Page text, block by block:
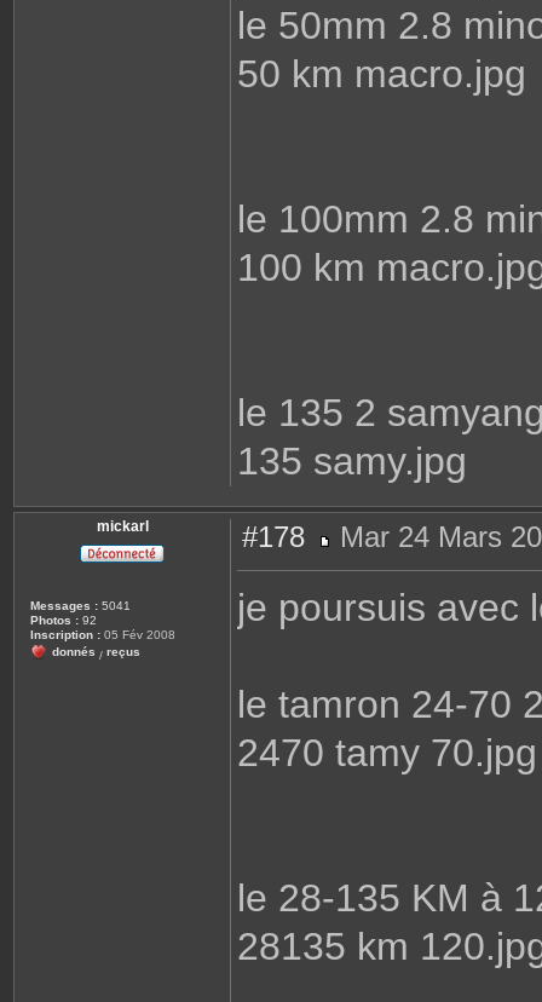
le 50mm 2.8
50 km macro.jpg
le 100mm 2.8
100 km
le 135 2
135 samy.jpg
mickarl
Messages : 5041
Photos : 92
Inscription : 05 Fév 2008
donnés / reçus
#178
e
a
Mar 24 Mars
je poursuis avec
le tamron 24-70
2470 tamy 70.jpg
le 28-135 KM à
28135 km